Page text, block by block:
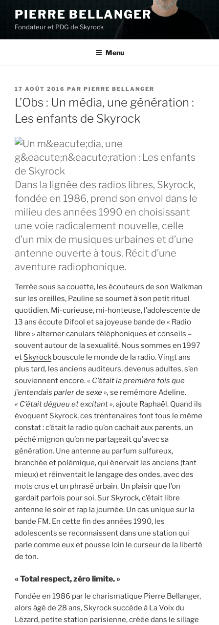
contenu
principal
PIERRE BELLANGER
Fondateur et PDG de Skyrock
Menu
PUBLIÉ
LE
17 AOÛT 2016 PAR PIERRE BELLANGER
L’Obs : Un média, une génération :
Les enfants de Skyrock
Dans la lignée des radios libres, Skyrock,
fondée en 1986, prend son envol dans le
milieu des années 1990 en choisissant
une voie radicalement nouvelle, celle
d’un mix de musiques urbaines et d’une
antenne ouverte à tous. Récit d’une
aventure radiophonique.
Terrée sous sa couette, les écouteurs de son Walkman
sur les oreilles, Pauline se soumet à son petit rituel
quotidien. Mi-curieuse, mi-honteuse, l’adolescente de
13 ans écoute Difool et sa joyeuse bande de « Radio
libre » alterner canulars téléphoniques et conseils –
souvent autour de la sexualité. Nous sommes en 1997
et Skyrock bouscule le monde de la radio. Vingt ans
plus tard, les anciens auditeurs, devenus adultes, s’en
souviennent encore. « C’était la première fois que
j’entendais parler de sexe », se remémore Adeline.
« C’était dégueu et excitant », ajoute Raphaël. Quand ils
évoquent Skyrock, ces trentenaires font tous le même
constat : c’était la radio qu’on cachait aux parents, un
péché mignon qu’on ne partageait qu’avec sa
génération. Une antenne au parfum sulfureux,
branchée et polémique, qui énervait les anciens (tant
mieux) et réinventait le langage des ondes, avec des
mots crus et un phrasé urbain. Un plaisir que l’on
gardait parfois pour soi. Sur Skyrock, c’était libre
antenne le soir et rap la journée. Un cas unique sur la
bande FM. En cette fin des années 1990, les
adolescents se reconnaissent dans une station qui
parle comme eux et pousse loin le curseur de la liberté
de ton.
« Total respect, zéro limite. »
Fondée en 1986 par le charismatique Pierre Bellanger,
alors âgé de 28 ans, Skyrock succède à La Voix du
Lézard, petite station parisienne, créée dans le sillage